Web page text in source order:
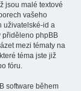
jsou malé textové
vašeho
uživatelské-id a
přiděleno phpBB
mezi tématy na
téma jste již
fóru.
software během